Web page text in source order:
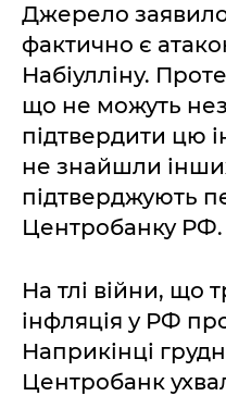
Джерело
фактично є
Набіулліну.
що не можуть
підтвердити цю
не знайшли
підтверджують
Центробанку РФ.
На тлі війни, що
інфляція у РФ
Наприкінці
Центробанк